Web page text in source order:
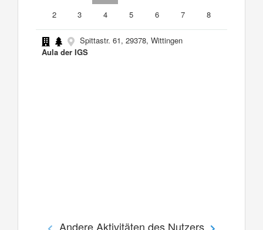
2
3 4 5 6 7 8
Spittastr. 61, 29378, Wittingen
Aula der IGS
Andere Aktivitäten des Nutzers